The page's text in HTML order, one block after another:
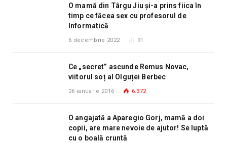
O mamă din Târgu Jiu și-a prins fiica în
timp ce făcea sex cu profesorul de
Informatică
6 decembrie 2022 91
Ce „secret” ascunde Remus Novac,
viitorul soț al Olguței Berbec
26 ianuarie 2016 6.372
O angajată a Aparegio Gorj, mamă a doi
copii, are mare nevoie de ajutor! Se luptă
cu o boală cruntă